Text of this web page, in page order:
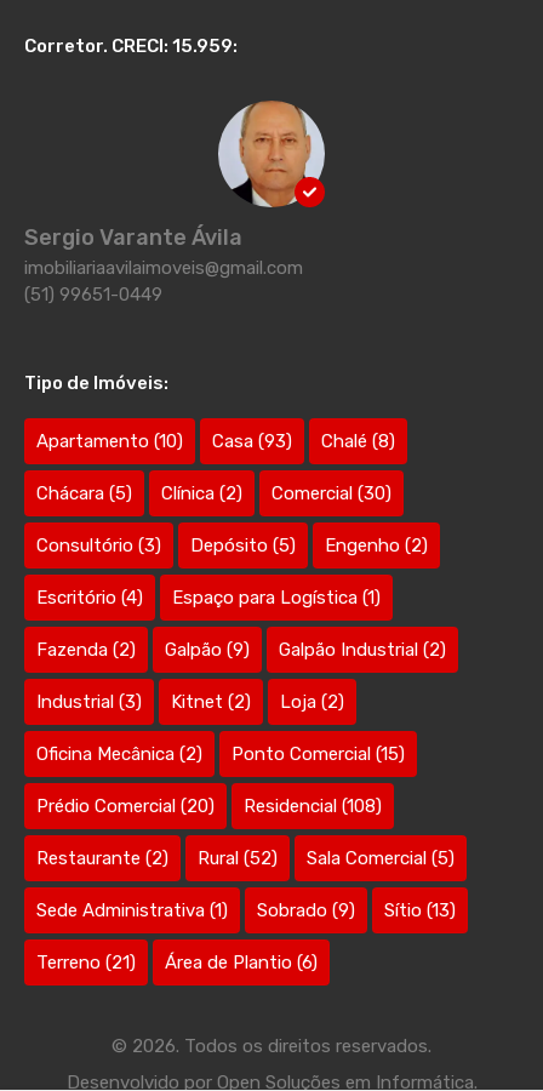
Corretor. CRECI: 15.959:
Sergio Varante Ávila
imobiliariaavilaimoveis@gmail.com
(51) 99651-0449
Tipo de Imóveis:
Apartamento (10) Casa (93) Chalé (8)
Chácara (5) Clínica (2) Comercial (30)
Consultório (3) Depósito (5) Engenho (2)
Escritório (4) Espaço para Logística (1)
Fazenda (2) Galpão (9) Galpão Industrial (2)
Industrial (3) Kitnet (2) Loja (2)
Oficina Mecânica (2) Ponto Comercial (15)
Prédio Comercial (20) Residencial (108)
Restaurante (2) Rural (52) Sala Comercial (5)
Sede Administrativa (1) Sobrado (9) Sítio (13)
Terreno (21) Área de Plantio (6)
© 2026. Todos os direitos reservados.
Desenvolvido por Open Soluções em Informática.